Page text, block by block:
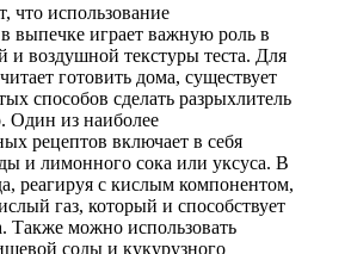
что использование
выпечке играет важную роль в
и воздушной текстуры теста. Для
готовить дома, существует
способов сделать разрыхлитель
Один из наиболее
рецептов включает в себя
и лимонного сока или уксуса. В
реагируя с кислым компонентом,
газ, который и способствует
Также можно использовать
соды и кукурузного